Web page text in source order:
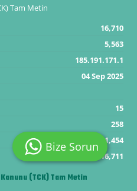
Tam Metin
16,710
5,563
185.191.171.1
04 Sep 2025
15
258
1,454
16,711
(TCK) Tam Metin
Bize Sorun